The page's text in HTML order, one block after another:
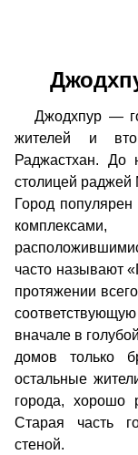
Джодхпур —
жителей и
Раджастхан. До
столицей раджей
Город
часто называют
протяжении
вначале в
домов только
остальные
города, хорошо
Старая часть
стеной.